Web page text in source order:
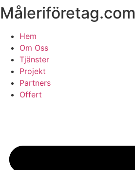
Skip
to
content
Måleriföretag.com
Hem
Om Oss
Tjänster
Projekt
Partners
Offert